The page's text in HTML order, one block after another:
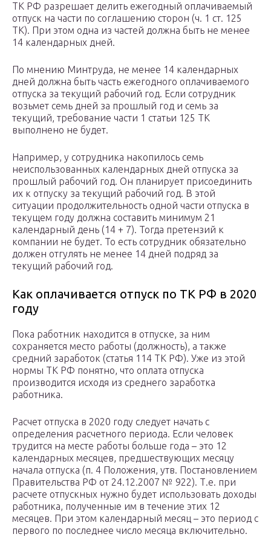
ТК РФ разрешает делить ежегодный оплачиваемый
отпуск на части по соглашению сторон (ч. 1 ст. 125
ТК). При этом одна из частей должна быть не менее
14 календарных дней.
По мнению Минтруда, не менее 14 календарных
дней должна быть часть ежегодного оплачиваемого
отпуска за текущий рабочий год. Если сотрудник
возьмет семь дней за прошлый год и семь за
текущий, требование части 1 статьи 125 ТК
выполнено не будет.
Например, у сотрудника накопилось семь
неиспользованных календарных дней отпуска за
прошлый рабочий год. Он планирует присоединить
их к отпуску за текущий рабочий год. В этой
ситуации продолжительность одной части отпуска в
текущем году должна составить минимум 21
календарный день (14 + 7). Тогда претензий к
компании не будет. То есть сотрудник обязательно
должен отгулять не менее 14 дней подряд за
текущий рабочий год.
Как оплачивается отпуск по ТК РФ в 2020
году
Пока работник находится в отпуске, за ним
сохраняется место работы (должность), а также
средний заработок (статья 114 ТК РФ). Уже из этой
нормы ТК РФ понятно, что оплата отпуска
производится исходя из среднего заработка
работника.
Расчет отпуска в 2020 году следует начать с
определения расчетного периода. Если человек
трудится на месте работы больше года – это 12
календарных месяцев, предшествующих месяцу
начала отпуска (п. 4 Положения, утв. Постановлением
Правительства РФ от 24.12.2007 № 922). Т.е. при
расчете отпускных нужно будет использовать доходы
работника, полученные им в течение этих 12
месяцев. При этом календарный месяц – это период с
первого по последнее число месяца включительно.